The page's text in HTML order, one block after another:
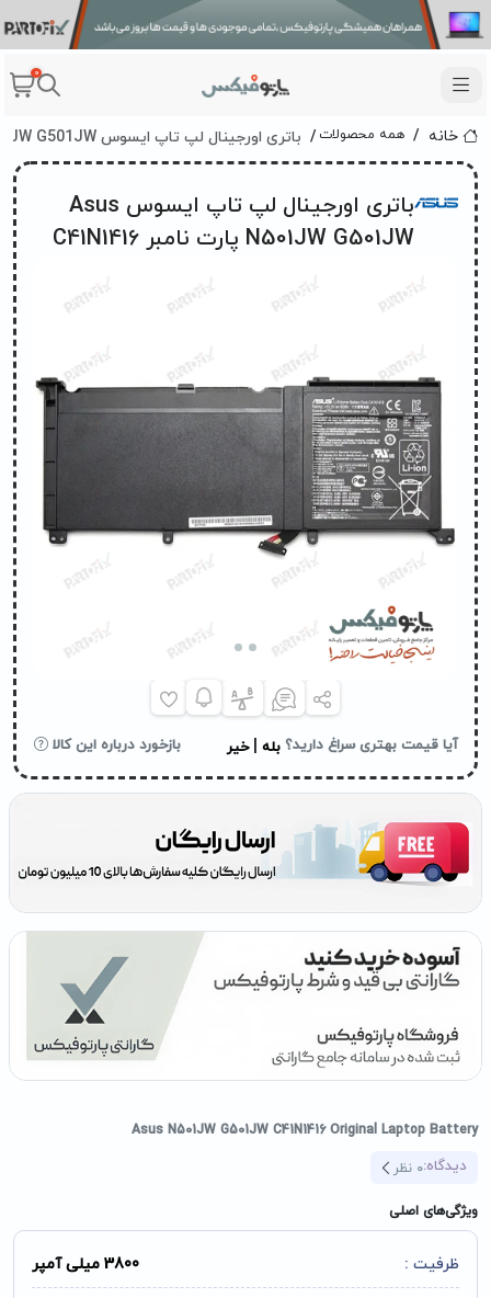
0
خانه همه محصولات باتری اورجینال لپ تاپ ایسوس Asus N501JW G501JW پارت نامبر C41N1416
Asus N501JW G501JW C41N1416 Original Laptop Battery
دیدگاه:0 نظر
ویژگی‌های اصلی
ظرفیت : 3800 میلی آمپر
باتری اورجینال لپ تاپ ایسوس Asus
N501JW G501JW پارت نامبر C41N1416
آیا قیمت بهتری سراغ دارید؟ بله خیر بازخورد درباره این کالا